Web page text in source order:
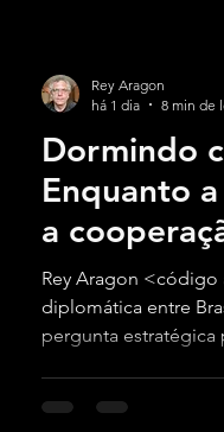
Dormindo
Enquanto
a
EUA
Rey Aragon <código
diplomática entre
pergunta estratégica
Rey Aragon
há 1 dia
8 min de